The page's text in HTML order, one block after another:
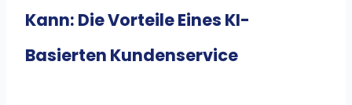
Kann: Die Vorteile Eines KI-
Basierten Kundenservice